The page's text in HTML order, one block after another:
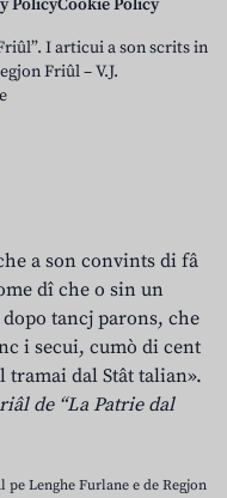
PolicyCookie Policy
I articui a son scrits in
Friûl – V.J.
a son convints di fâ
dî che o sin un
tancj parons, che
i secui, cumò di cent
tramai dal Stât talian».
de “La Patrie dal
pe Lenghe Furlane e de Regjon